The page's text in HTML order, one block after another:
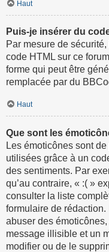
Haut
Puis-je insérer du
Par mesure de
code HTML sur ce
forme qui peut être
remplacée par du
Haut
Que sont les
Les émoticônes sont
utilisées grâce à un
des sentiments. Par
qu’au contraire, « :( »
consulter la liste
formulaire de
abuser des
message illisible et un
modifier ou de le